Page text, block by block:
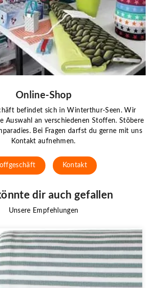
Online-Shop
befindet sich in Winterthur-Seen. Wir
Auswahl an verschiedenen Stoffen. Stöbere
Bei Fragen darfst du gerne mit uns
Kontakt aufnehmen.
Kontakt
dir auch gefallen
Unsere Empfehlungen